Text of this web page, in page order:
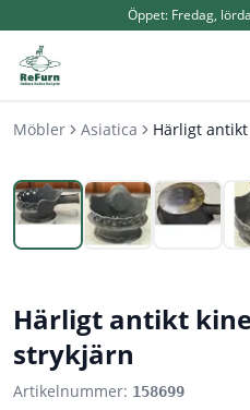
Öppet: Fredag,
Möbler Asiatica Härligt
Härligt antikt
strykjärn
Artikelnummer: 158699